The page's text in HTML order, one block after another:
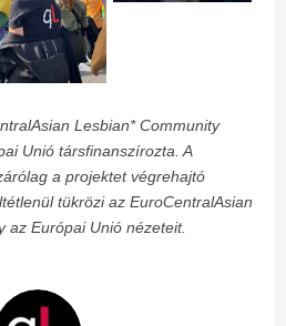
Lesbian* Community
Unió társfinanszírozta. A
a projektet végrehajtó
tükrözi az EuroCentralAsian
az Európai Unió nézeteit.